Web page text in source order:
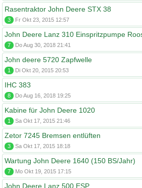
Rasentraktor John Deere STX 38
3 Fr Okt 23, 2015 12:57
John Deere Lanz 310 Einspritzpumpe
7 Do Aug 30, 2018 21:41
John deere 5720 Zapfwelle
1 Di Okt 20, 2015 20:53
IHC 383
8 Do Aug 16, 2018 19:25
Kabine für John Deere 1020
1 Sa Okt 17, 2015 21:46
Zetor 7245 Bremsen entlüften
3 Sa Okt 17, 2015 18:18
Wartung John Deere 1640 (150 BS/Jahr)
7 Mo Okt 19, 2015 17:15
John Deere Lanz 500 ESP